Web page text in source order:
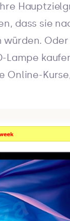
dass sie
Lampe
Online-